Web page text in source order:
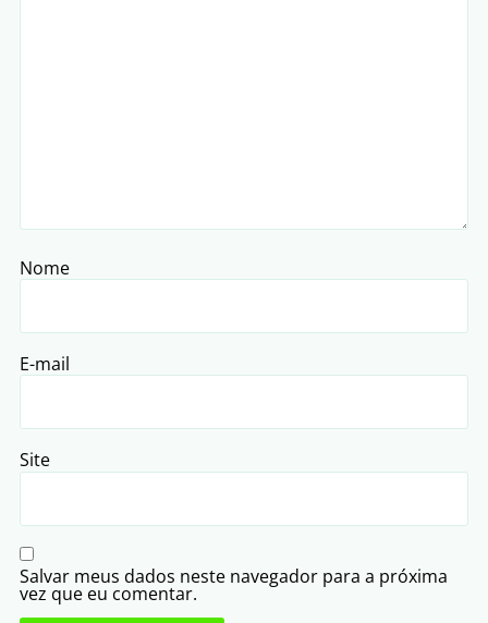
Nome
E-mail
Site
Salvar meus dados neste navegador para a próxima
vez que eu comentar.